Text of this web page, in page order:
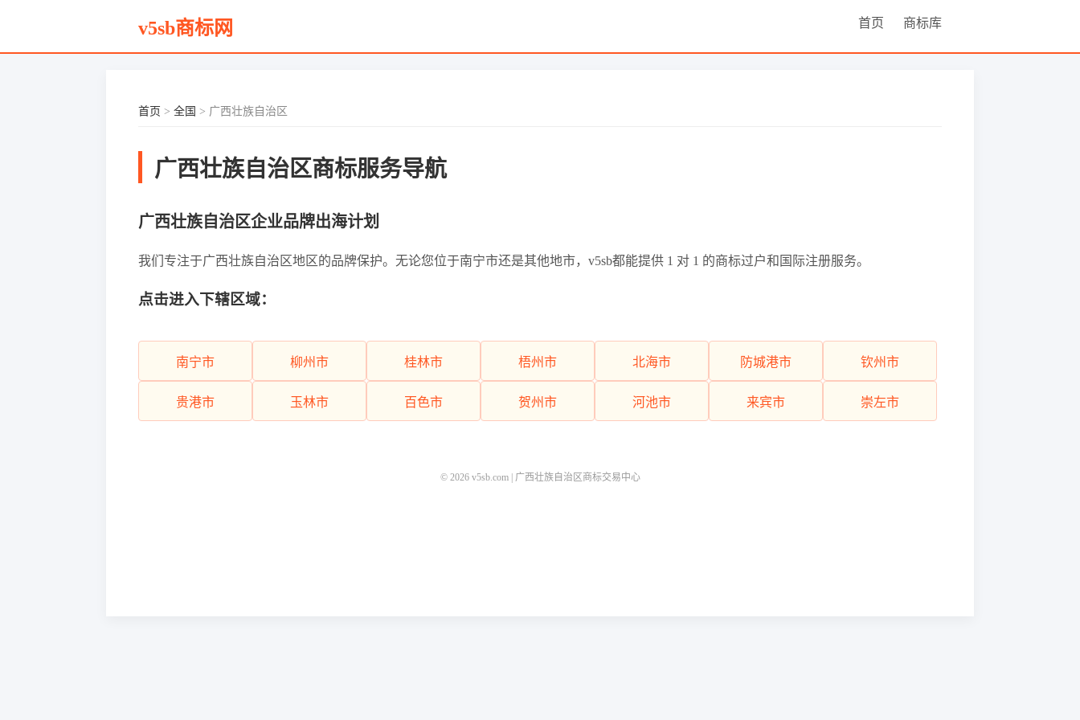
v5sb商标网 首页 商标库
首页 > 全国 > 广西壮族自治区
广西壮族自治区商标服务导航
广西壮族自治区企业品牌出海计划
我们专注于广西壮族自治区地区的品牌保护。无论您位于南宁市还是其他地市，v5sb都能提供 1 对 1 的商标过户和国际注册服务。
点击进入下辖区域：
南宁市 柳州市 桂林市 梧州市 北海市 防城港市 钦州市
贵港市 玉林市 百色市 贺州市 河池市 来宾市 崇左市
© 2026 v5sb.com | 广西壮族自治区商标交易中心